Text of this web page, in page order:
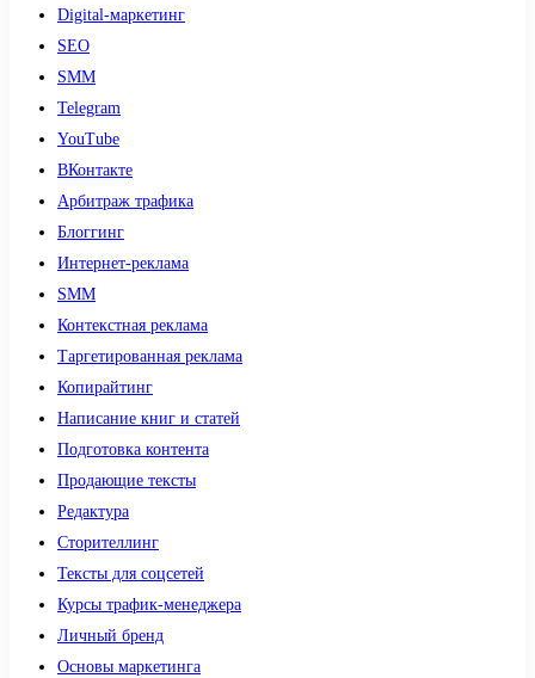
Digital-маркетинг
SEO
SMM
Telegram
YouTube
ВКонтакте
Арбитраж трафика
Блоггинг
Интернет-реклама
SMM
Контекстная реклама
Таргетированная реклама
Копирайтинг
Написание книг и статей
Подготовка контента
Продающие тексты
Редактура
Сторителлинг
Тексты для соцсетей
Курсы трафик-менеджера
Личный бренд
Основы маркетинга